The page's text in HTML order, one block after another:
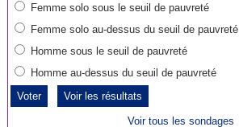
Femme solo sous le seuil de pauvreté
Femme solo au-dessus du seuil de pauvreté
Homme sous le seuil de pauvreté
Homme au-dessus du seuil de pauvreté
Voir les résultats
Voir tous les sondages